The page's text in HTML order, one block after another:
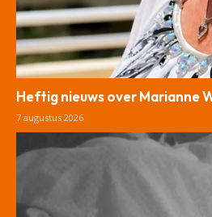
Heftig nieuws over Marianne
7 augustus 2026